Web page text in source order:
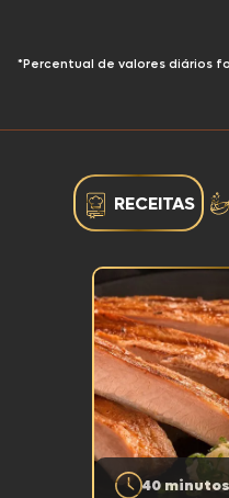
*Percentual de valores diários
RECEITAS
40 minutos